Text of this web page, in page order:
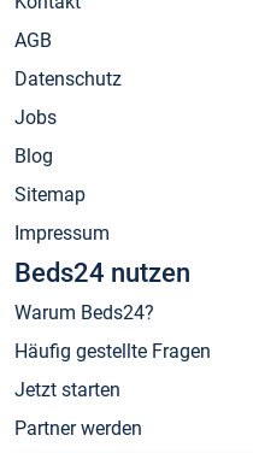
AGB
Datenschutz
Jobs
Blog
Sitemap
Impressum
Beds24 nutzen
Warum Beds24?
Häufig gestellte Fragen
Jetzt starten
Partner werden